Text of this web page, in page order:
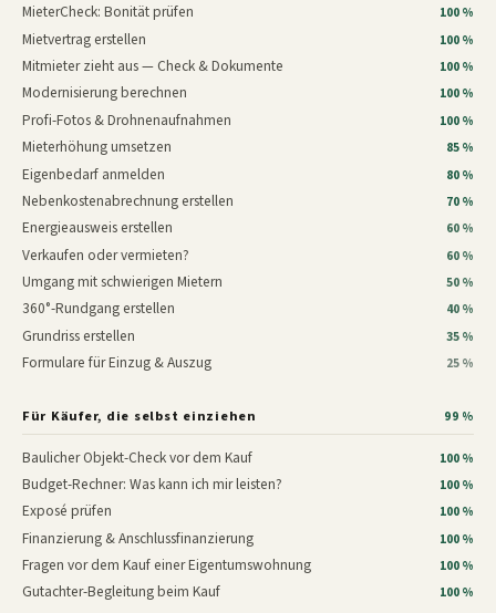
MieterCheck: Bonität prüfen 100 %
Mietvertrag erstellen 100 %
Mitmieter zieht aus — Check & Dokumente 100 %
Modernisierung berechnen 100 %
Profi-Fotos & Drohnenaufnahmen 100 %
Mieterhöhung umsetzen 85 %
Eigenbedarf anmelden 80 %
Nebenkostenabrechnung erstellen 70 %
Energieausweis erstellen 60 %
Verkaufen oder vermieten? 60 %
Umgang mit schwierigen Mietern 50 %
360°-Rundgang erstellen 40 %
Grundriss erstellen 35 %
Formulare für Einzug & Auszug 25 %
Für Käufer, die selbst einziehen 99 %
Baulicher Objekt-Check vor dem Kauf 100 %
Budget-Rechner: Was kann ich mir leisten? 100 %
Exposé prüfen 100 %
Finanzierung & Anschlussfinanzierung 100 %
Fragen vor dem Kauf einer Eigentumswohnung 100 %
Gutachter-Begleitung beim Kauf 100 %